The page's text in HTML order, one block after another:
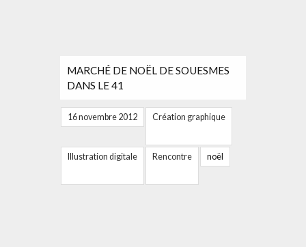
MARCHÉ DE NOËL DE SOUESMES
DANS LE 41
16 novembre 2012 Création graphique
Illustration digitale Rencontre noël